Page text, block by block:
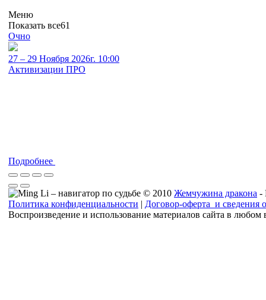
Меню
Показать все61
Очно
27 – 29 Ноября 2026г. 10:00
Активизации ПРО
Подробнее
© 2010 Жемчужина дракона -
Политика конфиденциальности | Договор-оферта и сведения
Воспроизведение и использование материалов сайта в